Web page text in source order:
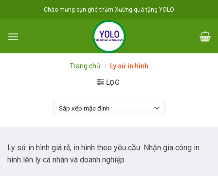
Chào mừng bạn ghé thăm Xưởng quà tặng YOLO
Trang chủ / Ly sứ in hình
LỌC
Ly sứ in hình giá rẻ, in hình theo yêu cầu. Nhận gia công in
hình lên ly cá nhân và doanh nghiệp